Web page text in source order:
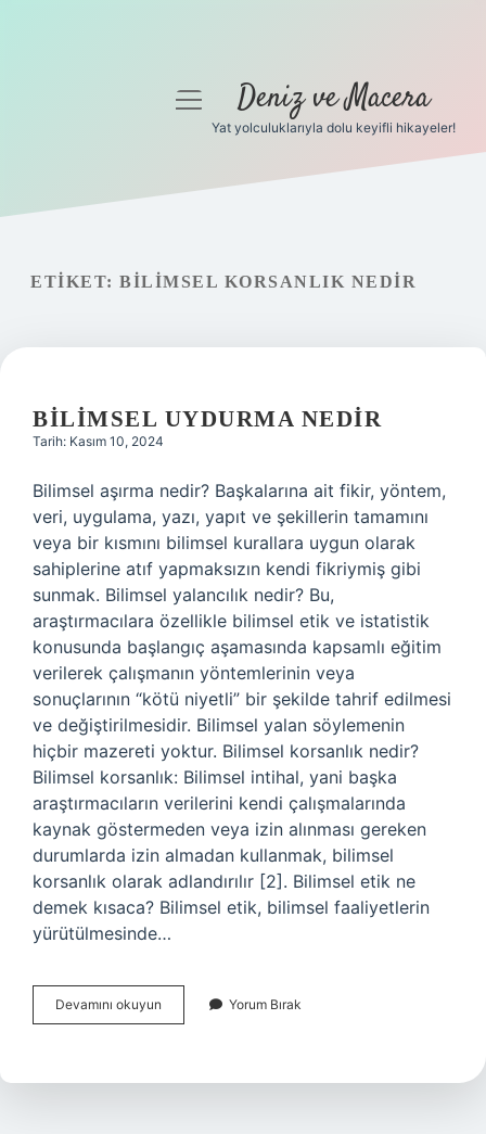
Gizlilik Politikası
menüyüDeniz ve Macera
Yat yolculuklarıyla dolu keyifli hikayeler!
ETIKET: BILIMSEL KORSANLIK NEDIR
BILIMSEL UYDURMA NEDIR
Tarih: Kasım 10, 2024
Bilimsel aşırma nedir? Başkalarına ait fikir, yöntem,
veri, uygulama, yazı, yapıt ve şekillerin tamamını
veya bir kısmını bilimsel kurallara uygun olarak
sahiplerine atıf yapmaksızın kendi fikriymiş gibi
sunmak. Bilimsel yalancılık nedir? Bu,
araştırmacılara özellikle bilimsel etik ve istatistik
konusunda başlangıç ​​aşamasında kapsamlı eğitim
verilerek çalışmanın yöntemlerinin veya
sonuçlarının “kötü niyetli” bir şekilde tahrif edilmesi
ve değiştirilmesidir. Bilimsel yalan söylemenin
hiçbir mazereti yoktur. Bilimsel korsanlık nedir?
Bilimsel korsanlık: Bilimsel intihal, yani başka
araştırmacıların verilerini kendi çalışmalarında
kaynak göstermeden veya izin alınması gereken
durumlarda izin almadan kullanmak, bilimsel
korsanlık olarak adlandırılır [2]. Bilimsel etik ne
demek kısaca? Bilimsel etik, bilimsel faaliyetlerin
yürütülmesinde…
Devamını okuyun
Uydurma
Yorum Bırak